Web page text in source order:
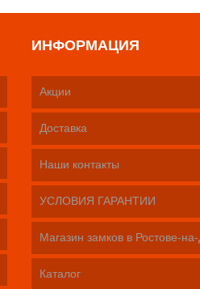
ИНФОРМАЦИЯ
Акции
Доставка
Наши контакты
УСЛОВИЯ ГАРАНТИИ
Магазин замков в Ростове-
Каталог